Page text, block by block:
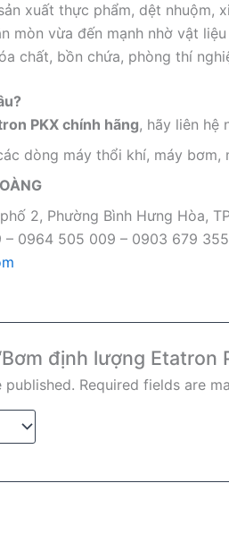
xuất thực phẩm, dệt nhuộm,
mòn vừa đến mạnh nhờ vật liệu
chất, bồn chứa, phòng thí
PKX chính hãng, hãy liên hệ
dòng máy thổi khí, máy
2, Phường Bình Hưng Hòa,
– 0964 505 009 – 0903 679 355
định lượng Etatron
published. Required fields are